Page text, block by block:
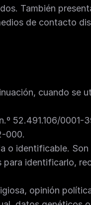
También
de contacto
cuando se
52.491.106/0001-
000.
o identificable.
para identificarlo,
opinión